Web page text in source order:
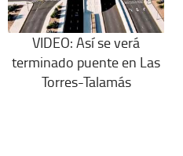
VIDEO: Así se verá
terminado puente en Las
Torres-Talamás